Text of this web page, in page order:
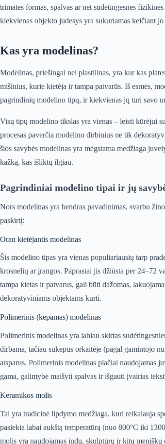
trimates formas, spalvas ar net sudėtingesnes
kiekvienas objekto judesys yra sukuriamas keičiant
Kas yra modelinas?
Modelinas, priešingai nei plastilinas, yra kur kas
mišinius, kurie kietėja ir tampa patvarūs. Iš esmės,
pagrindinių modelino tipų, ir kiekvienas jų turi savo
Visų tipų modelino tikslas yra vienas – leisti kūrėjui
procesas paverčia modelino dirbinius ne tik
šios savybės modelinas yra mėgstama medžiaga
kažką, kas išliktų ilgiau.
Pagrindiniai modelino tipai ir jų
Nors modelinas yra bendras pavadinimas, svarbu
paskirtį:
Oran kietėjantis modelinas
Šis modelino tipas yra vienas populiariausių tarp
krosnelių ar įrangos. Paprastai jis džiūsta per 24–72
tampa kietas ir patvarus, gali būti dažomas,
dekoratyviniams objektams kurti.
Polimerinis (kepamas) modelinas
Polimerinis modelinas yra labiau skirtas
dirbama, tačiau sukepus orkaitėje (pagal gamintojo
atsparus. Polimerinis modelinas plačiai naudojamas
gama, galimybe maišyti spalvas ir išgauti įvairias
Keramikos molis
Tai yra tradicinė lipdymo medžiaga, kuri reikalauja
pasiekia labai aukštą temperatūrą (nuo 800°C iki
molis yra naudojamas indų, skulptūrų ir kitų